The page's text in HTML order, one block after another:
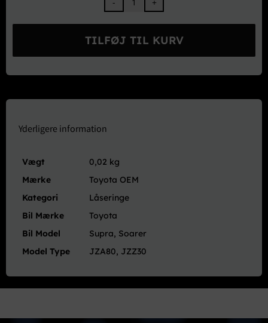
Toyota
OEM
Låsering
(Forhjulsleje)
-
JZA80
antal
TILFØJ TIL KURV
Yderligere information
Vægt
0,02 kg
Mærke
Toyota OEM
Kategori
Låseringe
Bil Mærke
Toyota
Bil Model
Supra, Soarer
Model Type
JZA80, JZZ30